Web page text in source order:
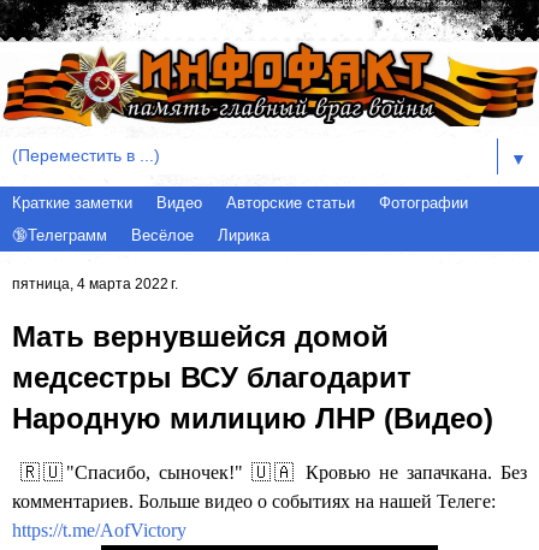
▼
Краткие заметки Видео Авторские статьи
Фотографии
🔞Телеграмм
Весёлое Лирика
пятница, 4 марта 2022 г.
Мать вернувшейся домой
медсестры ВСУ благодарит
Народную милицию ЛНР (Видео)
🇷🇺"Спасибо, сыночек!" 🇺🇦 Кровью не запачкана. Без
комментариев. Больше видео о событиях на нашей Телеге:
https://t.me/AofVictory